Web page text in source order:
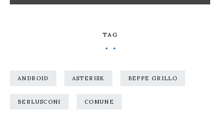
TAG
ANDROID ASTERISK BEPPE GRILLO
BERLUSCONI COMUNE